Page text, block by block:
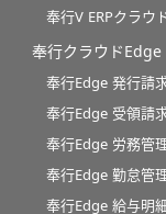
奉行V ERPクラ
奉行クラウドEdge
奉行Edge 発行請
奉行Edge 受領請
奉行Edge 労務管
奉行Edge 勤怠管
奉行Edge 給与明